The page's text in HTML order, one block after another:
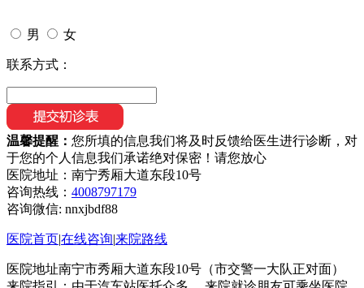
男 女
联系方式：
温馨提醒： 您所填的信息我们将及时反馈给医生进行诊断，对
于您的个人信息我们承诺绝对保密！请您放心
医院地址：南宁秀厢大道东段10号
咨询热线： 4008797179
咨询微信: nnxjbdf88
医院首页|在线咨询|来院路线
医院地址南宁市秀厢大道东段10号（市交警一大队正对面）